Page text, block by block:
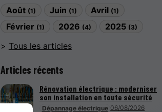
Août (1) Juin (1) Avril (1)
Février (1) 2026 (4) 2025 (3)
Tous les articles
Articles récents
Dépannage électrique 06/08/2026
Rénovation électrique : moderniser
son installation en toute sécurité